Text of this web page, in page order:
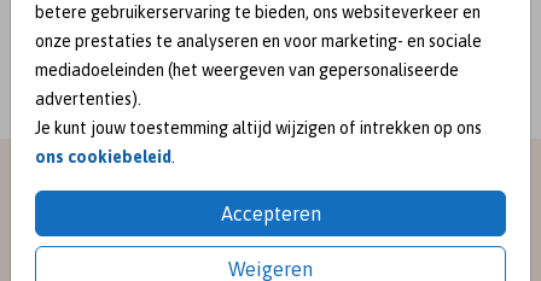
betere gebruikerservaring te bieden, ons websiteverkeer en
onze prestaties te analyseren en voor marketing- en sociale
mediadoeleinden (het weergeven van gepersonaliseerde
advertenties).
Je kunt jouw toestemming altijd wijzigen of intrekken op ons
ons cookiebeleid
Accepteren
Weigeren
BEKEND VAN:
meet me on
SOCIAL MEDIA